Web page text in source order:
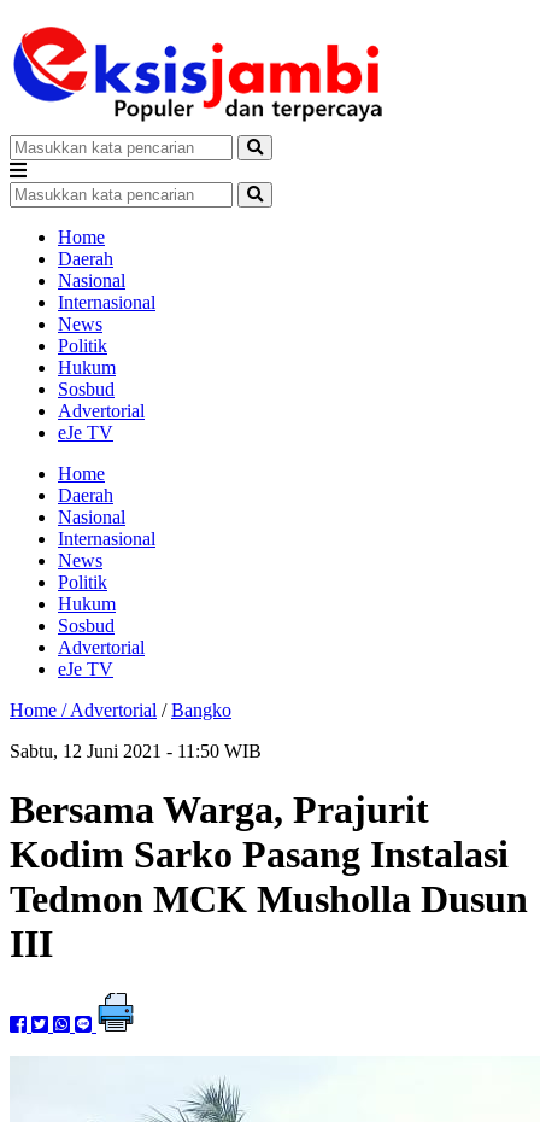
Home
Daerah
Nasional
Internasional
News
Politik
Hukum
Sosbud
Advertorial
eJe TV
Home
Daerah
Nasional
Internasional
News
Politik
Hukum
Sosbud
Advertorial
eJe TV
Home /Advertorial /Bangko
Sabtu, 12 Juni 2021 - 11:50 WIB
Bersama Warga, Prajurit
Kodim Sarko Pasang Instalasi
Tedmon MCK Musholla Dusun
III